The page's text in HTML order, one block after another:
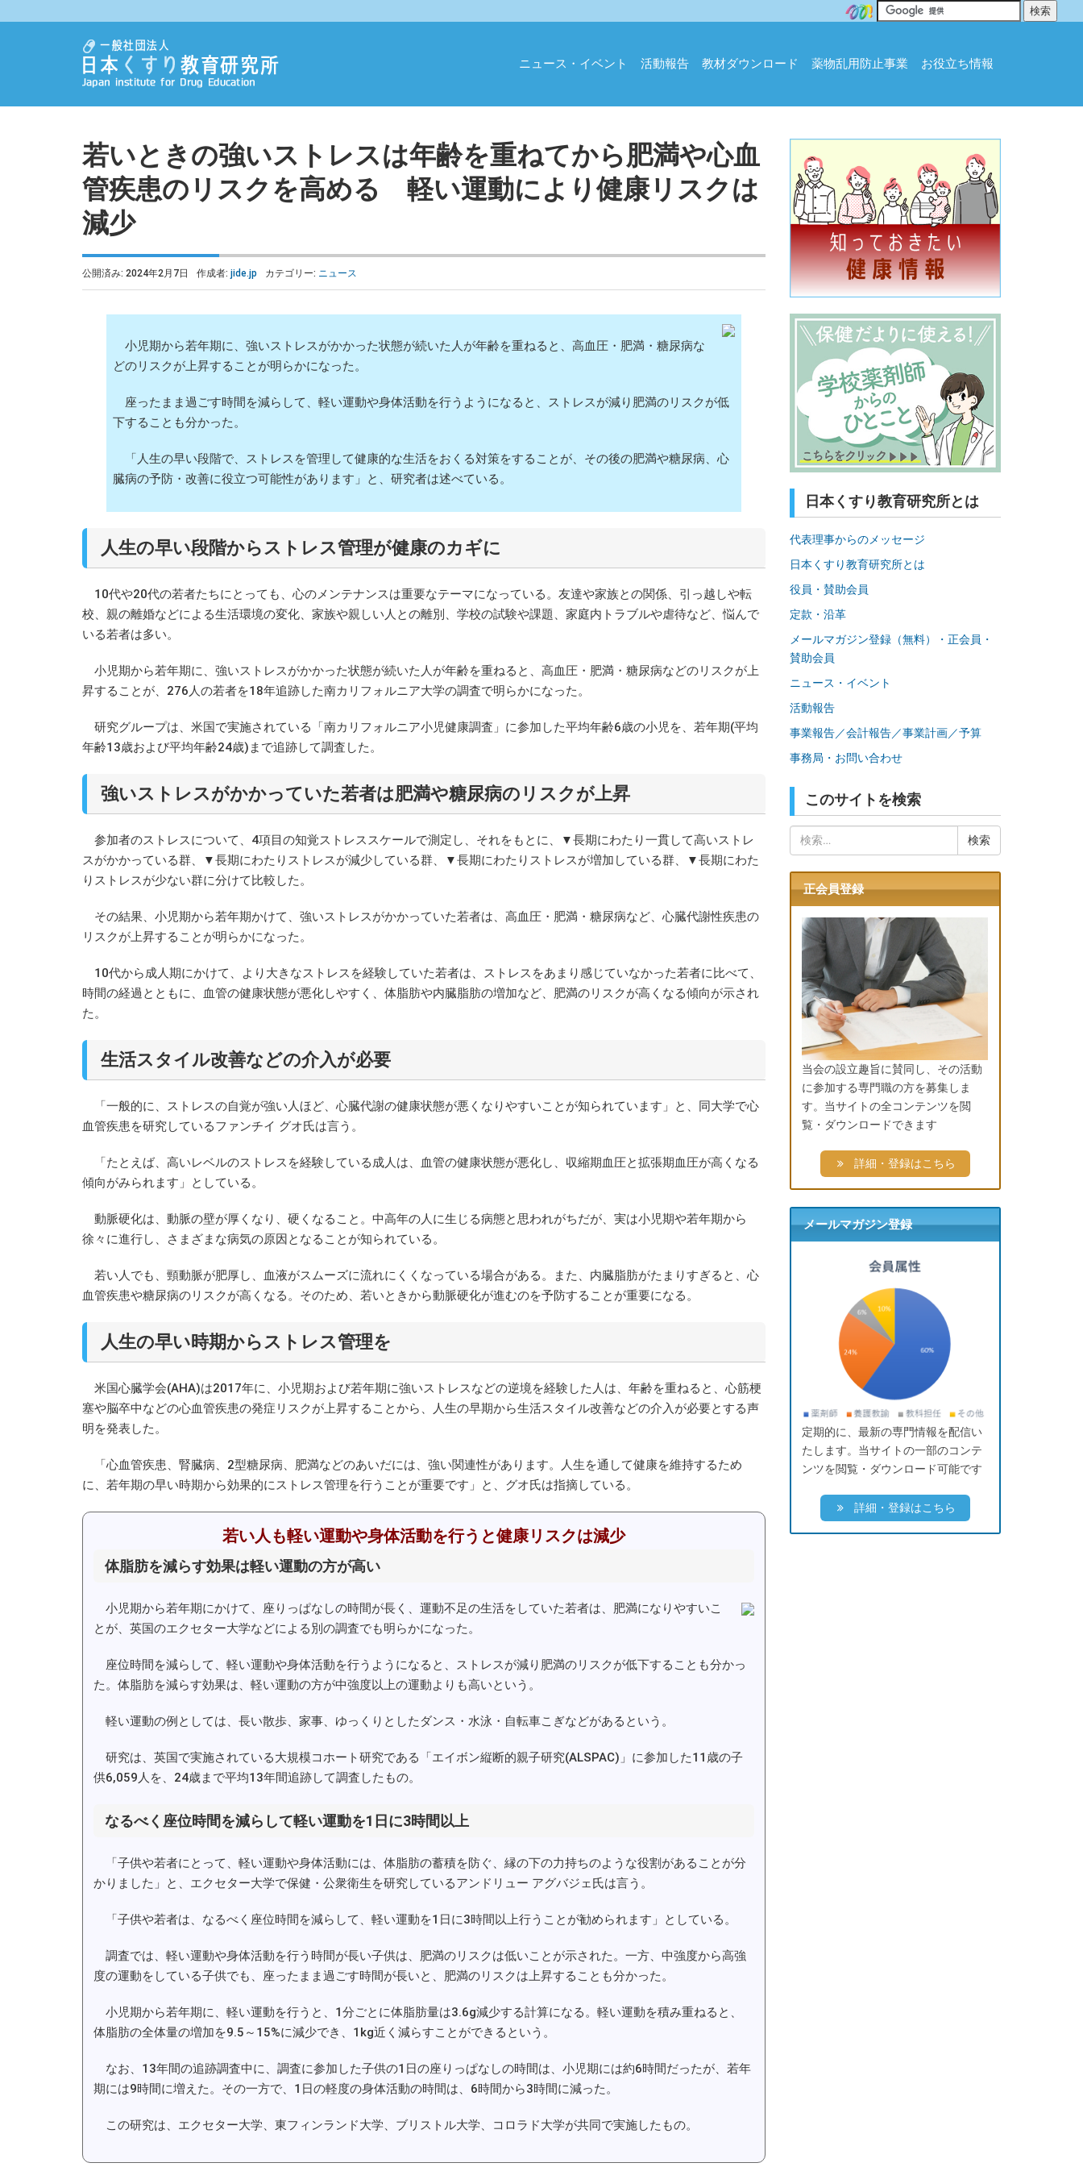
ニュース・イベント 活動報告 教材ダウンロード 薬物乱用防止事業 お役立ち情報
若いときの強いストレスは年齢を重ねてから肥満や心血
管疾患のリスクを高める 軽い運動により健康リスクは
減少
公開済み: 2024年2月7日 作成者: jide.jp カテゴリー: ニュース
小児期から若年期に、強いストレスがかかった状態が続いた人が年齢を重ねると、高血圧・肥満・糖尿病な
どのリスクが上昇することが明らかになった。
座ったまま過ごす時間を減らして、軽い運動や身体活動を行うようになると、ストレスが減り肥満のリスクが低
下することも分かった。
「人生の早い段階で、ストレスを管理して健康的な生活をおくる対策をすることが、その後の肥満や糖尿病、心
臓病の予防・改善に役立つ可能性があります」と、研究者は述べている。
人生の早い段階からストレス管理が健康のカギに
10代や20代の若者たちにとっても、心のメンテナンスは重要なテーマになっている。友達や家族との関係、引っ越しや転
校、親の離婚などによる生活環境の変化、家族や親しい人との離別、学校の試験や課題、家庭内トラブルや虐待など、悩んで
いる若者は多い。
小児期から若年期に、強いストレスがかかった状態が続いた人が年齢を重ねると、高血圧・肥満・糖尿病などのリスクが上
昇することが、276人の若者を18年追跡した南カリフォルニア大学の調査で明らかになった。
研究グループは、米国で実施されている「南カリフォルニア小児健康調査」に参加した平均年齢6歳の小児を、若年期(平均
年齢13歳および平均年齢24歳)まで追跡して調査した。
強いストレスがかかっていた若者は肥満や糖尿病のリスクが上昇
参加者のストレスについて、4項目の知覚ストレススケールで測定し、それをもとに、▼長期にわたり一貫して高いストレ
スがかかっている群、▼長期にわたりストレスが減少している群、▼長期にわたりストレスが増加している群、▼長期にわた
りストレスが少ない群に分けて比較した。
その結果、小児期から若年期かけて、強いストレスがかかっていた若者は、高血圧・肥満・糖尿病など、心臓代謝性疾患の
リスクが上昇することが明らかになった。
10代から成人期にかけて、より大きなストレスを経験していた若者は、ストレスをあまり感じていなかった若者に比べて、
時間の経過とともに、血管の健康状態が悪化しやすく、体脂肪や内臓脂肪の増加など、肥満のリスクが高くなる傾向が示され
た。
生活スタイル改善などの介入が必要
「一般的に、ストレスの自覚が強い人ほど、心臓代謝の健康状態が悪くなりやすいことが知られています」と、同大学で心
血管疾患を研究しているファンチイ グオ氏は言う。
「たとえば、高いレベルのストレスを経験している成人は、血管の健康状態が悪化し、収縮期血圧と拡張期血圧が高くなる
傾向がみられます」としている。
動脈硬化は、動脈の壁が厚くなり、硬くなること。中高年の人に生じる病態と思われがちだが、実は小児期や若年期から
徐々に進行し、さまざまな病気の原因となることが知られている。
若い人でも、頸動脈が肥厚し、血液がスムーズに流れにくくなっている場合がある。また、内臓脂肪がたまりすぎると、心
血管疾患や糖尿病のリスクが高くなる。そのため、若いときから動脈硬化が進むのを予防することが重要になる。
人生の早い時期からストレス管理を
米国心臓学会(AHA)は2017年に、小児期および若年期に強いストレスなどの逆境を経験した人は、年齢を重ねると、心筋梗
塞や脳卒中などの心血管疾患の発症リスクが上昇することから、人生の早期から生活スタイル改善などの介入が必要とする声
明を発表した。
「心血管疾患、腎臓病、2型​​糖尿病、肥満などのあいだには、強い関連性があります。人生を通して健康を維持するため
に、若年期の早い時期から効果的にストレス管理を行うことが重要です」と、グオ氏は指摘している。
若い人も軽い運動や身体活動を行うと健康リスクは減少
体脂肪を減らす効果は軽い運動の方が高い
小児期から若年期にかけて、座りっぱなしの時間が長く、運動不足の生活をしていた若者は、肥満になりやすいこ
とが、英国のエクセター大学などによる別の調査でも明らかになった。
座位時間を減らして、軽い運動や身体活動を行うようになると、ストレスが減り肥満のリスクが低下することも分かっ
た。体脂肪を減らす効果は、軽い運動の方が中強度以上の運動よりも高いという。
軽い運動の例としては、長い散歩、家事、ゆっくりとしたダンス・水泳・自転車こぎなどがあるという。
研究は、英国で実施されている大規模コホート研究である「エイボン縦断的親子研究(ALSPAC)」に参加した11歳の子
供6,059人を、24歳まで平均13年間追跡して調査したもの。
なるべく座位時間を減らして軽い運動を1日に3時間以上
「子供や若者にとって、軽い運動や身体活動には、体脂肪の蓄積を防ぐ、縁の下の力持ちのような役割があることが分
かりました」と、エクセター大学で保健・公衆衛生を研究しているアンドリュー アグバジェ氏は言う。
「子供や若者は、なるべく座位時間を減らして、軽い運動を1日に3時間以上行うことが勧められます」としている。
調査では、軽い運動や身体活動を行う時間が長い子供は、肥満のリスクは低いことが示された。一方、中強度から高強
度の運動をしている子供でも、座ったまま過ごす時間が長いと、肥満のリスクは上昇することも分かった。
小児期から若年期に、軽い運動を行うと、1分ごとに体脂肪量は3.6g減少する計算になる。軽い運動を積み重ねると、
体脂肪の全体量の増加を9.5～15%に減少でき、1kg近く減らすことができるという。
なお、13年間の追跡調査中に、調査に参加した子供の1日の座りっぱなしの時間は、小児期には約6時間だったが、若年
期には9時間に増えた。その一方で、1日の軽度の身体活動の時間は、6時間から3時間に減った。
この研究は、エクセター大学、東フィンランド大学、ブリストル大学、コロラド大学が共同で実施したもの。
日本くすり教育研究所とは
代表理事からのメッセージ
日本くすり教育研究所とは
役員・賛助会員
定款・沿革
メールマガジン登録（無料）・正会員・
賛助会員
ニュース・イベント
活動報告
事業報告／会計報告／事業計画／予算
事務局・お問い合わせ
このサイトを検索
索:
正会員登録
当会の設立趣旨に賛同し、その活動
に参加する専門職の方を募集しま
す。当サイトの全コンテンツを閲
覧・ダウンロードできます
詳細・登録はこちら
メールマガジン登録
定期的に、最新の専門情報を配信い
たします。当サイトの一部のコンテ
ンツを閲覧・ダウンロード可能です
詳細・登録はこちら